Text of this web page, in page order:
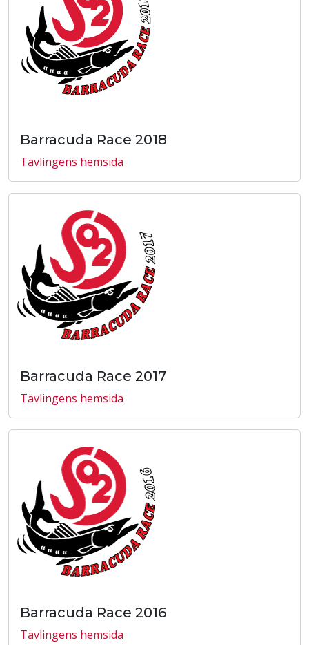
Barracuda Race 2018
Tävlingens hemsida
Barracuda Race 2017
Tävlingens hemsida
Barracuda Race 2016
Tävlingens hemsida